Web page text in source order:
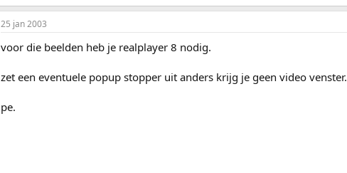
25 jan 2003
voor die beelden heb je realplayer 8 nodig.
zet een eventuele popup stopper uit anders krijg je geen video venster.
pe.